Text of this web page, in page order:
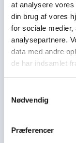
at analysere
din brug af vores
for sociale medier,
analysepartnere.
data med andre
de har indsamlet
Nødvendig
Præferencer
garanti
Troværdighed,
værksteder er